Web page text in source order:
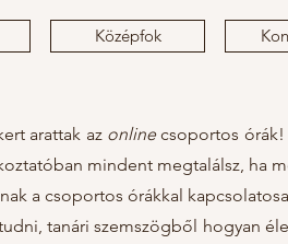
Középfok
arattak az onlinecsoportos órák!
mindent megtalálsz, ha
a csoportos órákkal
tanári szemszögből hogyan